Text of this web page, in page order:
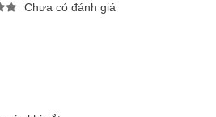
Chưa có đánh giá